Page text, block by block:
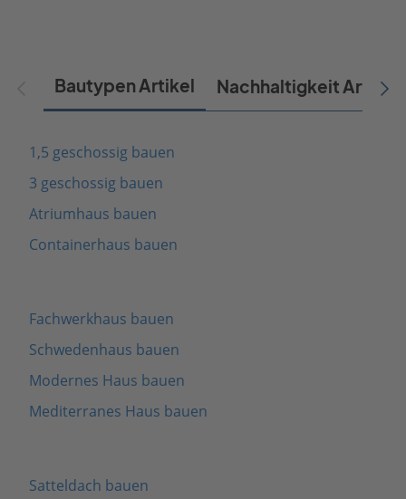
Bautypen Artikel Nachhaltigkeit Artikel
1,5 geschossig bauen
3 geschossig bauen
Atriumhaus bauen
Containerhaus bauen
Fachwerkhaus bauen
Schwedenhaus bauen
Modernes Haus bauen
Mediterranes Haus bauen
Satteldach bauen